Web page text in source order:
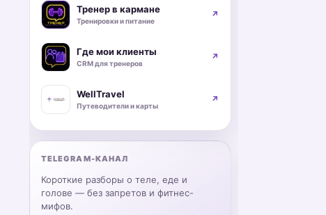
Тренер в кармане
Тренировки и питание
↗
Где мои клиенты
CRM для тренеров
↗
WellTravel
Путеводители и карты
↗
TELEGRAM-КАНАЛ
Короткие разборы о теле, еде и
голове — без запретов и фитнес-
мифов.